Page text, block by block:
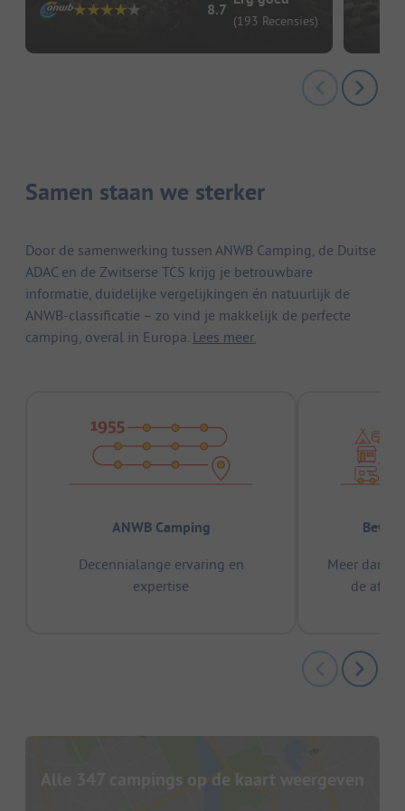
8.7
(193 Recensies)
Samen staan we sterker
Door de samenwerking tussen ANWB Camping, de Duitse
ADAC en de Zwitserse TCS krijg je betrouwbare
informatie, duidelijke vergelijkingen én natuurlijk de
ANWB-classificatie – zo vind je makkelijk de perfecte
camping, overal in Europa. Lees meer.
ANWB Camping
Decennialange ervaring en
expertise
Meer dan
de
Alle 347 campings op de kaart weergeven